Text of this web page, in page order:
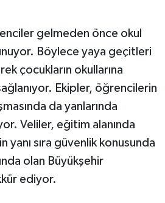
gelmeden önce okul
Böylece yaya geçitleri
çocukların okullarına
Ekipler, öğrencilerin
da yanlarında
Veliler, eğitim alanında
yanı sıra güvenlik konusunda
olan Büyükşehir
ediyor.